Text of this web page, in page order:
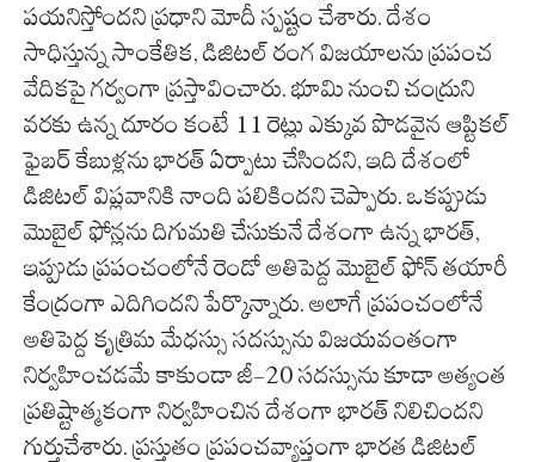
పయనిస్తోందని ప్రధాని మోదీ స్పష్టం చేశారు. దేశం
సాధిస్తున్న సాంకేతిక, డిజిటల్ రంగ విజయాలను ప్రపంచ
వేదికపై గర్వంగా ప్రస్తావించారు. భూమి నుంచి చంద్రుని
వరకు ఉన్న దూరం కంటే 11 రెట్లు ఎక్కువ పొడవైన ఆప్టికల్
ఫైబర్ కేబుళ్లను భారత్ ఏర్పాటు చేసిందని, ఇది దేశంలో
డిజిటల్ విప్లవానికి నాంది పలికిందని చెప్పారు. ఒకప్పుడు
మొబైల్ ఫోన్లను దిగుమతి చేసుకునే దేశంగా ఉన్న భారత్,
ఇప్పుడు ప్రపంచంలోనే రెండో అతిపెద్ద మొబైల్ ఫోన్ తయారీ
కేంద్రంగా ఎదిగిందని పేర్కొన్నారు. అలాగే ప్రపంచంలోనే
అతిపెద్ద కృత్రిమ మేధస్సు సదస్సును విజయవంతంగా
నిర్వహించడమే కాకుండా జీ-20 సదస్సును కూడా అత్యంత
ప్రతిష్టాత్మకంగా నిర్వహించిన దేశంగా భారత్ నిలిచిందని
గుర్తుచేశారు. ప్రస్తుతం ప్రపంచవ్యాప్తంగా భారత డిజిటల్